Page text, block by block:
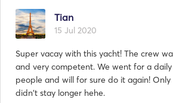
Tian
15 Jul 2020
Super vacay with this yacht! The crew
and very competent. We went for a daily
people and will for sure do it again!
didn't stay longer hehe.